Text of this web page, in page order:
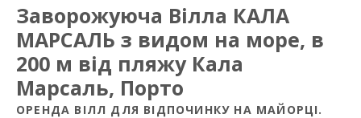
Заворожуюча Вiлла КАЛА
МАРСАЛЬ з видом на море, в
200 м від пляжу Кала
Марсаль, Порто
ОРЕНДА ВІЛЛ ДЛЯ ВІДПОЧИНКУ НА МАЙОРЦІ.